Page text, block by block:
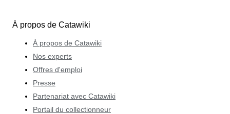
À propos de Catawiki
À propos de Catawiki
Nos experts
Offres d'emploi
Presse
Partenariat avec Catawiki
Portail du collectionneur